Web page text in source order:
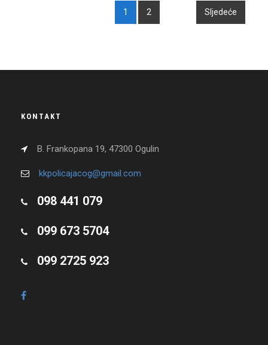
1 2 Sljedeće
KONTAKT
B. Frankopana 19, 47300 Ogulin
kkpolicajacog@gmail.com
098 441 079
099 673 5704
099 2725 923